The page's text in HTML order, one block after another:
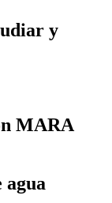
y
MARA
agua